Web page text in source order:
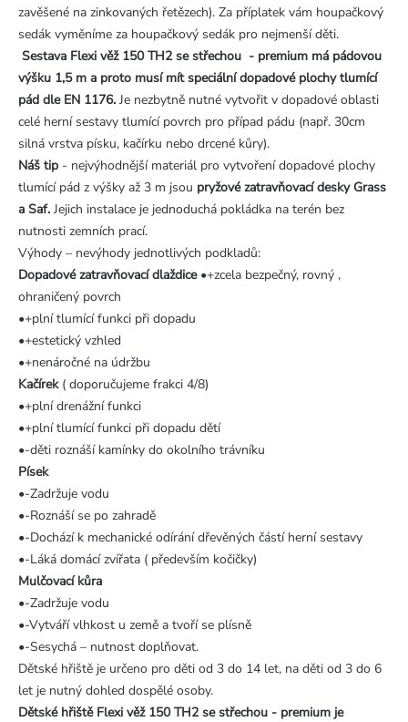
zavěšené na zinkovaných řetězech). Za příplatek vám houpačkový
sedák vyměníme za houpačkový sedák pro nejmenší děti.
Sestava Flexi věž 150 TH2 se střechou - premium má pádovou
výšku 1,5 m a proto musí mít speciální dopadové plochy tlumící
pád dle EN 1176. Je nezbytně nutné vytvořit v dopadové oblasti
celé herní sestavy tlumící povrch pro případ pádu (např. 30cm
silná vrstva písku, kačírku nebo drcené kůry).
Náš tip - nejvýhodnější materiál pro vytvoření dopadové plochy
tlumící pád z výšky až 3 m jsou pryžové zatravňovací desky Grass
a Saf. Jejich instalace je jednoduchá pokládka na terén bez
nutnosti zemních prací.
Výhody – nevýhody jednotlivých podkladů:
Dopadové zatravňovací dlaždice•+zcela bezpečný, rovný ,
ohraničený povrch
•+plní tlumící funkci při dopadu
•+estetický vzhled
•+nenáročné na údržbu
Kačírek( doporučujeme frakci 4/8)
•+plní drenážní funkci
•+plní tlumící funkci při dopadu dětí
•-děti roznáší kamínky do okolního trávníku
Písek
•-Zadržuje vodu
•-Roznáší se po zahradě
•-Dochází k mechanické odírání dřevěných částí herní sestavy
•-Láká domácí zvířata ( především kočičky)
Mulčovací kůra
•-Zadržuje vodu
•-Vytváří vlhkost u země a tvoří se plísně
•-Sesychá – nutnost doplňovat.
Dětské hřiště je určeno pro děti od 3 do 14 let, na děti od 3 do 6
let je nutný dohled dospělé osoby.
Dětské hřiště Flexi věž 150 TH2 se střechou - premium je